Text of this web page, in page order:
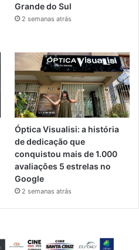
Grande do Sul
2 semanas atrás
Óptica Visualisi: a história
de dedicação que
conquistou mais de 1.000
avaliações 5 estrelas no
Google
2 semanas atrás